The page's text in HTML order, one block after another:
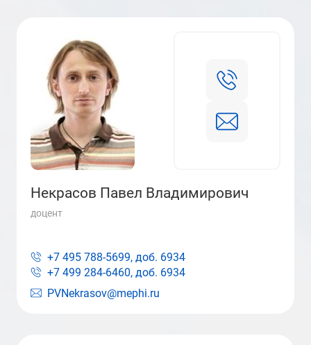
Некрасов Павел Владимирович
доцент
PVNekrasov@mephi.ru
+7 495 788-5699, доб. 6934
+7 499 284-6460, доб. 6934